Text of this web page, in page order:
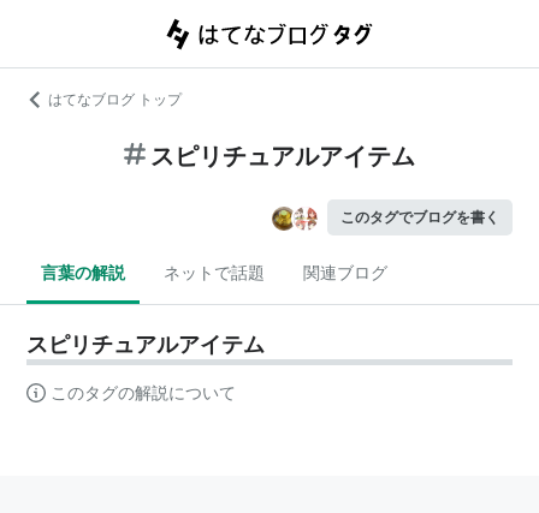
はてなブログ トップ
スピリチュアルアイテム
このタグでブログを書く
言葉の解説 ネットで話題 関連ブログ
スピリチュアルアイテム
このタグの解説について